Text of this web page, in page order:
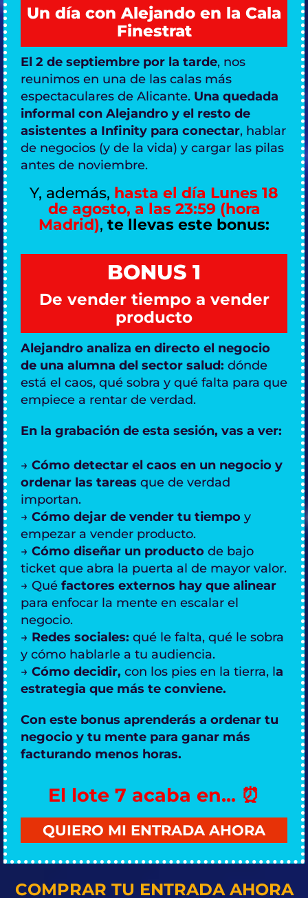
Un día con Alejando en la Cala
Finestrat
El 2 de septiembre por la tarde, nos
reunimos en una de las calas más
espectaculares de Alicante. Una quedada
informal con Alejandro y el resto de
asistentes a Infinity para conectar, hablar
de negocios (y de la vida) y cargar las pilas
antes de noviembre.
Y, además, hasta el día Lunes 18
de agosto, a las 23:59 (hora
Madrid), te llevas este bonus:
BONUS 1
De vender tiempo a vender
producto
Alejandro analiza en directo el negocio
de una alumna del sector salud: dónde
está el caos, qué sobra y qué falta para que
empiece a rentar de verdad.
En la grabación de esta sesión, vas a ver:
→ Cómo detectar el caos en un negocio y
ordenar las tareas que de verdad
importan.
→ Cómo dejar de vender tu tiempo y
empezar a vender producto.
→ Cómo diseñar un producto de bajo
ticket que abra la puerta al de mayor valor.
→ Qué factores externos hay que alinear
para enfocar la mente en escalar el
negocio.
→ Redes sociales: qué le falta, qué le sobra
y cómo hablarle a tu audiencia.
→ Cómo decidir, con los pies en la tierra, la
estrategia que más te conviene.
Con este bonus aprenderás a ordenar tu
negocio y tu mente para ganar más
facturando menos horas.
El lote 7 acaba en... ⏰
QUIERO MI ENTRADA AHORA
COMPRAR TU ENTRADA AHORA